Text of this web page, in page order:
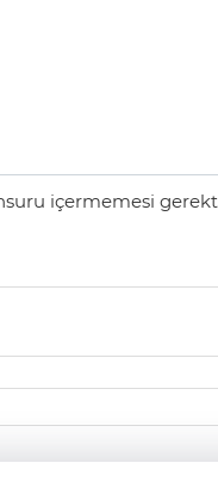
içermemesi